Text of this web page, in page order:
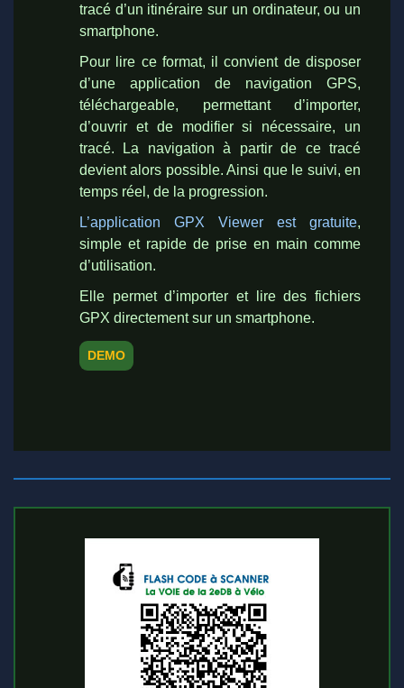
tracé d’un itinéraire sur un ordinateur, ou un
smartphone.
Pour lire ce format, il convient de disposer
d’une application de navigation GPS,
téléchargeable, permettant d’importer,
d’ouvrir et de modifier si nécessaire, un
tracé. La navigation à partir de ce tracé
devient alors possible. Ainsi que le suivi, en
temps réel, de la progression.
L’application GPX Viewer est gratuite,
simple et rapide de prise en main comme
d’utilisation.
Elle permet d’importer et lire des fichiers
GPX directement sur un smartphone.
DEMO